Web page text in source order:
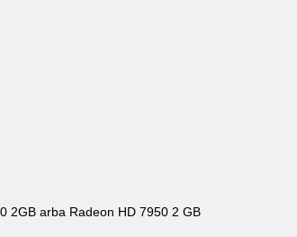
2GB arba Radeon HD 7950 2 GB